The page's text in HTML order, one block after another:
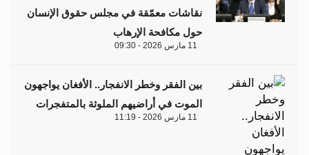
نقاشات معمّقة في مجلس حقوق الإنسان
حول مكافحة الإرهاب
11 مارس 2026 - 09:30
بين الفقر وخطر الانفجار.. الأفغان يواجهون
الموت في أراضيهم الملوثة بالمتفجرات
11 مارس 2026 - 11:19